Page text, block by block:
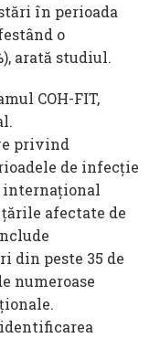
în perioada
o
arată studiul.
COH-FIT,
privind
de infecție
internațional
afectate de
din peste 35 de
numeroase
identificarea